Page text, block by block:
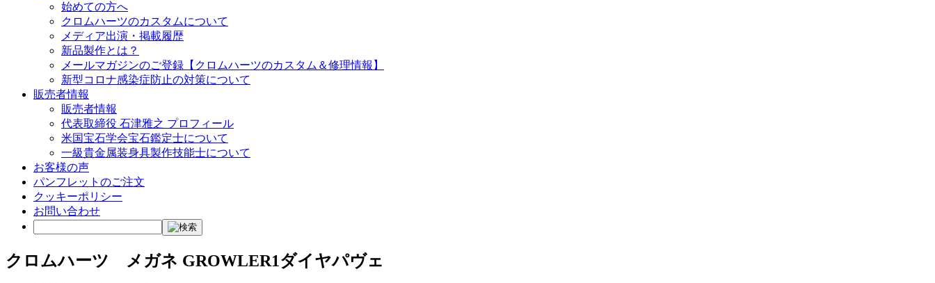
始めての方へ
クロムハーツのカスタムについて
メディア出演・掲載履歴
新品製作とは？
メールマガジンのご登録【クロムハーツのカスタム＆修理情報】
新型コロナ感染症防止の対策について
販売者情報
販売者情報
代表取締役 石津雅之 プロフィール
米国宝石学会宝石鑑定士について
一級貴金属装身具製作技能士について
お客様の声
パンフレットのご注文
クッキーポリシー
お問い合わせ
クロムハーツ メガネ GROWLER1ダイヤパヴェ